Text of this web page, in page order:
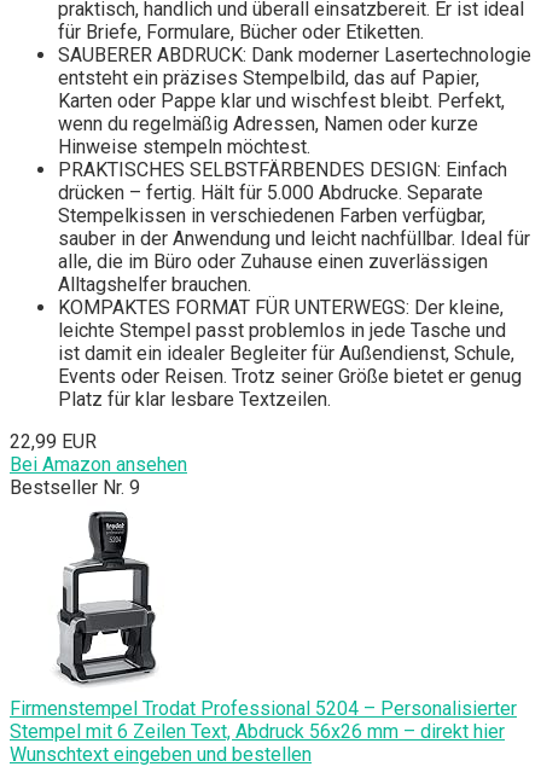
praktisch, handlich und überall einsatzbereit. Er ist ideal
für Briefe, Formulare, Bücher oder Etiketten.
SAUBERER ABDRUCK: Dank moderner Lasertechnologie
entsteht ein präzises Stempelbild, das auf Papier,
Karten oder Pappe klar und wischfest bleibt. Perfekt,
wenn du regelmäßig Adressen, Namen oder kurze
Hinweise stempeln möchtest.
PRAKTISCHES SELBSTFÄRBENDES DESIGN: Einfach
drücken – fertig. Hält für 5.000 Abdrucke. Separate
Stempelkissen in verschiedenen Farben verfügbar,
sauber in der Anwendung und leicht nachfüllbar. Ideal für
alle, die im Büro oder Zuhause einen zuverlässigen
Alltagshelfer brauchen.
KOMPAKTES FORMAT FÜR UNTERWEGS: Der kleine,
leichte Stempel passt problemlos in jede Tasche und
ist damit ein idealer Begleiter für Außendienst, Schule,
Events oder Reisen. Trotz seiner Größe bietet er genug
Platz für klar lesbare Textzeilen.
22,99 EUR
Bei Amazon ansehen
Bestseller Nr. 9
Firmenstempel Trodat Professional 5204 – Personalisierter
Stempel mit 6 Zeilen Text, Abdruck 56x26 mm – direkt hier
Wunschtext eingeben und bestellen